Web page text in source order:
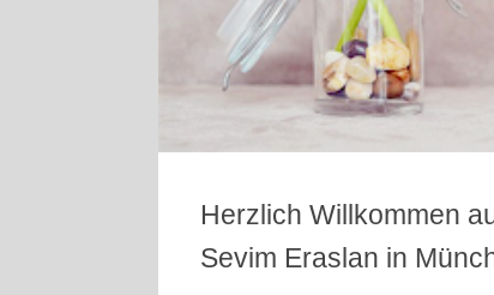
Herzlich Willkommen
Sevim Eraslan in